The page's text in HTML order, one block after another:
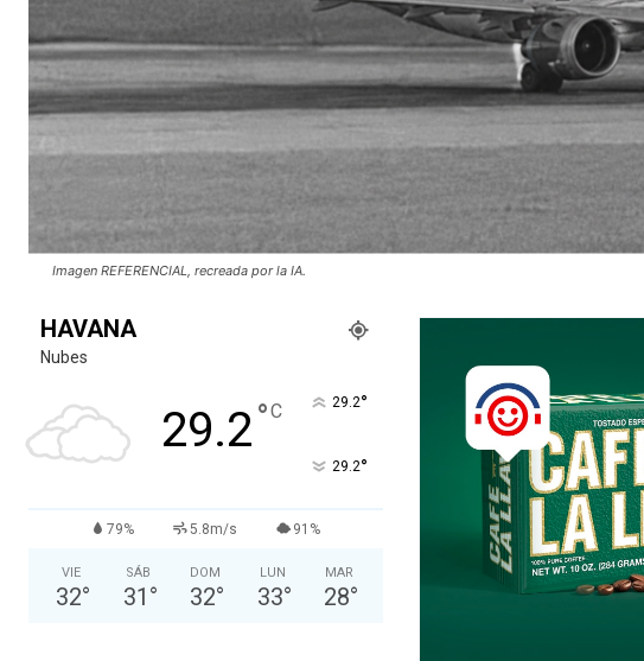
Imagen REFERENCIAL, recreada por la IA.
HAVANA
Nubes
29.2°C 29.2°
29.2°
79% 5.8m/s 91%
VIE
32°
SÁB
31 °
DOM
32°
LUN
33°
MAR
28°